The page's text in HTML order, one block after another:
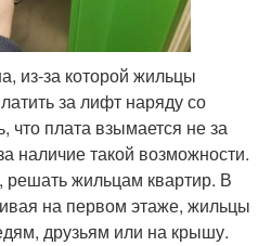
из-за которой жильцы
за лифт наряду со
что плата взымается не за
наличие такой возможности.
решать жильцам квартир. В
на первом этаже, жильцы
друзьям или на крышу.